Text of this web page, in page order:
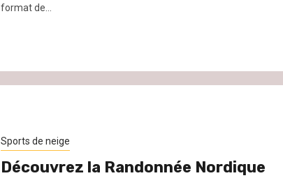
format de...
Sports de neige
Découvrez la Randonnée Nordique